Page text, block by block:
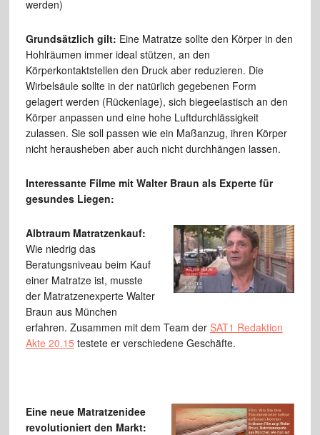
werden)
Grundsätzlich gilt: Eine Matratze sollte den Körper in den
Hohlräumen immer ideal stützen, an den
Körperkontaktstellen den Druck aber reduzieren. Die
Wirbelsäule sollte in der natürlich gegebenen Form
gelagert werden (Rückenlage), sich biegeelastisch an den
Körper anpassen und eine hohe Luftdurchlässigkeit
zulassen. Sie soll passen wie ein Maßanzug, ihren Körper
nicht herausheben aber auch nicht durchhängen lassen.
Interessante Filme mit Walter Braun als Experte für
gesundes Liegen:
Albtraum Matratzenkauf:
Wie niedrig das
Beratungsniveau beim Kauf
einer Matratze ist, musste
der Matratzenexperte Walter
Braun aus München
erfahren. Zusammen mit dem Team der SAT1 Redaktion
Akte 20.15 testete er verschiedene Geschäfte.
Eine neue Matratzenidee
revolutioniert den Markt: